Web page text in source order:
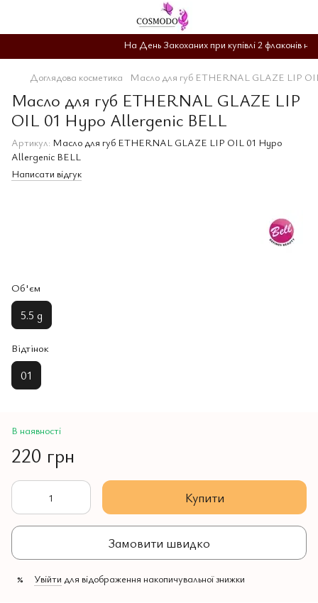
На День Закоханих при купівлі 2 флаконів на
Доглядова косметика Масло для губ ETHERNAL GLAZE LIP
Масло для губ ETHERNAL GLAZE LIP
OIL 01 Hypo Allergenic BELL
Артикул: Масло для губ ETHERNAL GLAZE LIP OIL 01 Hypo
Allergenic BELL
Написати відгук
Об'єм
5.5 g
Відтінок
01
В наявності
220 грн
Купити
Замовити швидко
% Увійти для відображення накопичувальної знижки